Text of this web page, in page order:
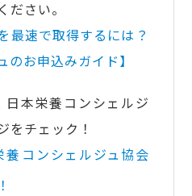
ださい。
最速で取得するには？
のお申込みガイド】
本栄養コンシェルジ
をチェック！
養 コンシェルジュ協会